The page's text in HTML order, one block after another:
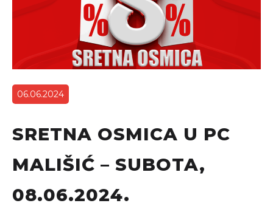
06.06.2024
SRETNA OSMICA U PC
MALIŠIĆ – SUBOTA,
08.06.2024.